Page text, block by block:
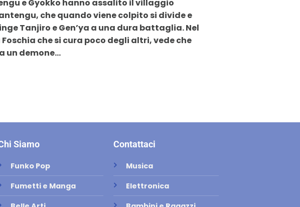
e Gyokko hanno assalito il villaggio
che quando viene colpito si divide e
Tanjiro e Gen’ya a una dura battaglia. Nel
che si cura poco degli altri, vede che
un demone…
Siamo
Funko Pop
Fumetti e Manga
Contattaci
Musica
Elettronica